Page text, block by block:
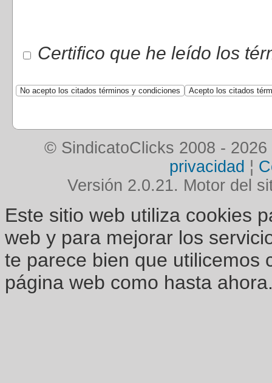
Certifico que he leído los
© SindicatoClicks 2008 - 2026
privacidad ¦
Versión 2.0.21. Motor del
Este sitio web utiliza cookies
web y para mejorar los
te parece bien que utilicemos
página web como hasta